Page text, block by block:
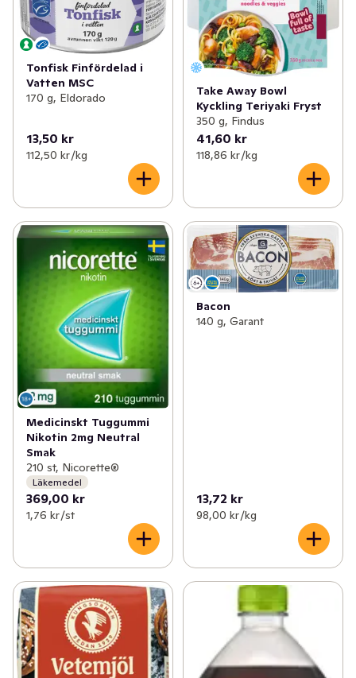
Tonfisk Finfördelad i
Vatten MSC
170 g, Eldorado
13,50 kr
112,50 kr /kg
Take Away Bowl
Kyckling Teriyaki Fryst
350 g, Findus
41,60 kr
118,86 kr /kg
Medicinskt Tuggummi
Nikotin 2mg Neutral
Smak
210 st, Nicorette®
Läkemedel
369,00 kr
1,76 kr /st
Bacon
140 g, Garant
13,72 kr
98,00 kr /kg